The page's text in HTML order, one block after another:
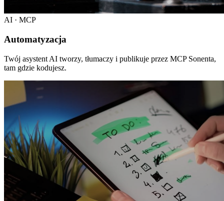
AI · MCP
Automatyzacja
Twój asystent AI tworzy, tłumaczy i publikuje przez MCP Sonenta,
tam gdzie kodujesz.